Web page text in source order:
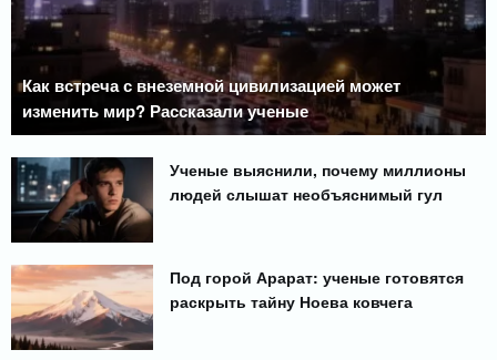
Как встреча с внеземной цивилизацией может
изменить мир? Рассказали ученые
Ученые выяснили, почему миллионы
людей слышат необъяснимый гул
Под горой Арарат: ученые готовятся
раскрыть тайну Ноева ковчега